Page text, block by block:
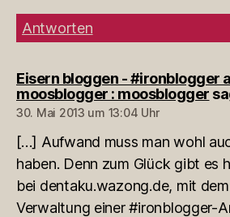
Antworten
Eisern bloggen - #ironblogger
moosblogger : moosblogger
30. Mai 2013 um 13:04 Uhr
[…] Aufwand muss man wohl
haben. Denn zum Glück gibt es
bei dentaku.wazong.de, mit
Verwaltung einer #ironblogger-